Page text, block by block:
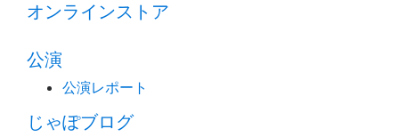
オンラインストア
公演
公演レポート
じゃぽブログ